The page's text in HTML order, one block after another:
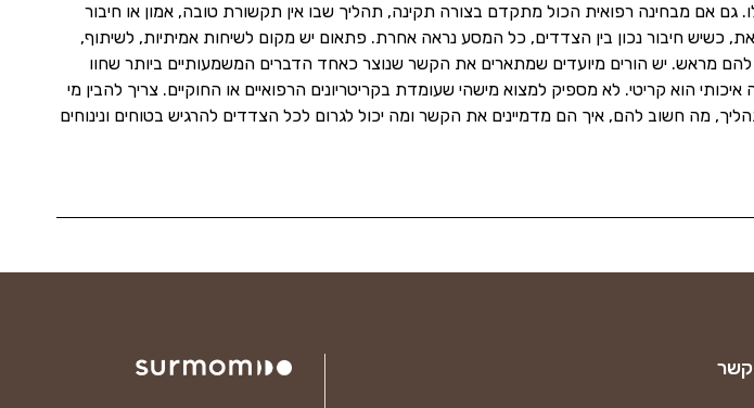
אם מבחינה רפואית הכול מתקדם בצורה תקינה, תהליך שבו אין תקשורת טובה, אמון או חיבור
כשיש חיבור נכון בין הצדדים, כל המסע נראה אחרת. פתאום יש מקום לשיחות אמיתיות, לשיתוף,
להם מראש. יש הורים מיועדים שמתארים את הקשר שנוצר כאחד הדברים המשמעותיים ביותר שחוו
הוא קריטי. לא מספיק למצוא מישהי שעומדת בקריטריונים הרפואיים או החוקיים. צריך להבין מי
קשר